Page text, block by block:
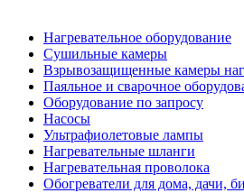
Нагревательное оборудование
Сушильные камеры
Взрывозащищенные камеры
Паяльное и сварочное
Оборудование по запросу
Насосы
Ультрафиолетовые лампы
Нагревательные шланги
Нагревательная проволока
Обогреватели для дома, дачи,